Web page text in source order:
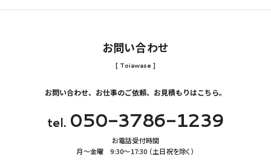
お問い合わせ
[ Toiawase ]
お問い合わせ、お仕事のご依頼、お見積もりはこちら。
tel. 050-3786-1239
お電話受付時間
月〜金曜 9:30〜17:30 （土日祝を除く）